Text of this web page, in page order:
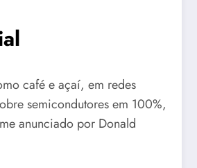
café e açaí, em redes
semicondutores em 100%,
anunciado por Donald